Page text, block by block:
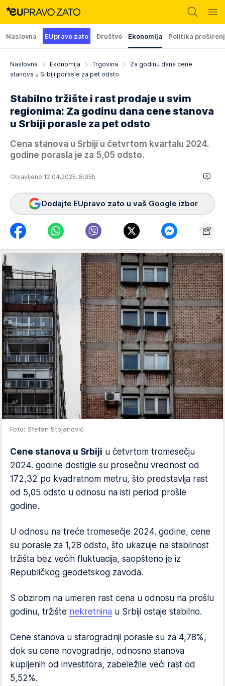
Naslovna EUpravo zato Društvo Ekonomija Politika
Naslovna Ekonomija Trgovina
Za godinu dana cene
stanova u Srbiji porasle za pet odsto
Stabilno tržište i rast prodaje u svim
regionima: Za godinu dana cene stanova
u Srbiji porasle za pet odsto
Cena stanova u Srbiji u četvrtom kvartalu 2024.
godine porasla je za 5,05 odsto.
Objavljeno 12.04.2025. 8:05h
Dodajte EUpravo zato u vaš Google izbor
Foto: Stefan Stojanović
Cene stanova u Srbiji u četvrtom tromesečju
2024. godine dostigle su prosečnu vrednost od
172,32 po kvadratnom metru, što predstavlja rast
od 5,05 odsto u odnosu na isti period prošle
godine.
U odnosu na treće tromesečje 2024. godine, cene
su porasle za 1,28 odsto, što ukazuje na stabilnost
tržišta bez većih fluktuacija, saopšteno je iz
Republičkog geodetskog zavoda.
S obzirom na umeren rast cena u odnosu na prošlu
godinu, tržište nekretnina u Srbiji ostaje stabilno.
Cene stanova u starogradnji porasle su za 4,78%,
dok su cene novogradnje, odnosno stanova
kupljenih od investitora, zabeležile veći rast od
5,52%.